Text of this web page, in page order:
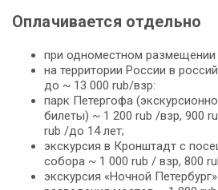
Оплачивается отдельно
при одноместном размещении
на территории России в
до ~ 13 000 rub/взр:
парк Петергофа
билеты) ~ 1 200 rub /взр, 900
rub /до 14 лет;
экскурсия в Кронштадт с
собора ~ 1 000 rub / взр, 800
экскурсия «Ночной